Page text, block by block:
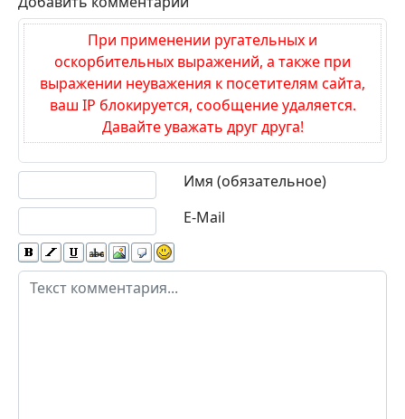
Включил кондиционер на светофоре –
двигатель заглох: что про…
Летом такая история пугает особенно сильно.
Стоишь на светофоре, в салоне жарко,
нажимаешь кнопку ко…